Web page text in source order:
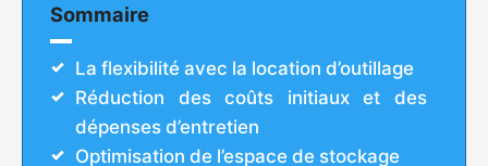
Sommaire
La flexibilité avec la location d’outillage
Réduction des coûts initiaux et des
dépenses d’entretien
Optimisation de l’espace de stockage